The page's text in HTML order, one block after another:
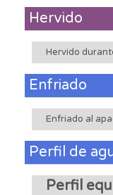
Hervido
Hervido
Enfriado
Enfriado al
Perfil de
Perfil